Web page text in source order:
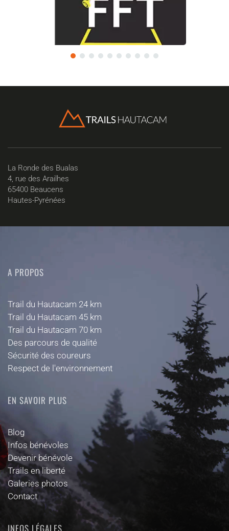
La Ronde des Bualas
4, rue des Arailhes
65400 Beaucens
Hautes-Pyrénées
A PROPOS
Trail du Hautacam 24 km
Trail du Hautacam 45 km
Trail du Hautacam 70 km
Des parcours de qualité
Sécurité des coureurs
Respect de l'environnement
EN SAVOIR PLUS
Blog
Infos bénévoles
Devenir bénévole
Trails en liberté
Galeries photos
Contact
INFOS LÉGALES